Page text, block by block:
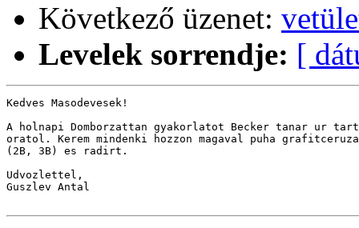
Következő üzenet:
Levelek sorrendje: [
Kedves Masodevesek!
A holnapi Domborzattan gyakorlatot Becker tanar ur
oratol. Kerem mindenki hozzon magaval puha
(2B, 3B) es radirt.
Udvozlettel,
Guszlev Antal